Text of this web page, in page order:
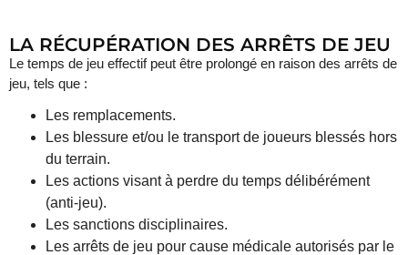
LA RÉCUPÉRATION DES ARRÊTS DE JEU
Le temps de jeu effectif peut être prolongé en raison des arrêts de
jeu, tels que :
Les remplacements.
Les blessure et/ou le transport de joueurs blessés hors
du terrain.
Les actions visant à perdre du temps délibérément
(anti-jeu).
Les sanctions disciplinaires.
Les arrêts de jeu pour cause médicale autorisés par le